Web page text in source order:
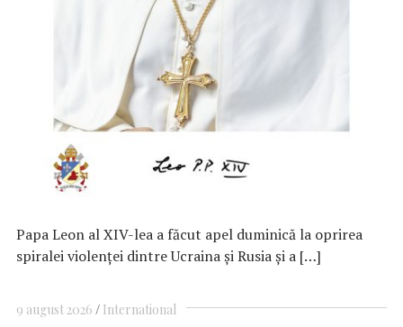
Papa Leon al XIV-lea a făcut apel duminică la oprirea
spiralei violenţei dintre Ucraina şi Rusia şi a […]
9 august 2026 International